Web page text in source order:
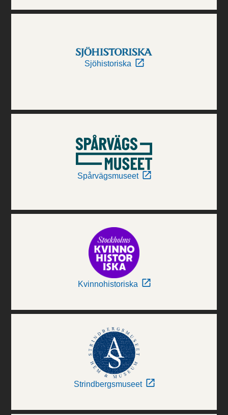
Sjöhistoriska
Spårvägsmuseet
Kvinnohistoriska
Strindbergsmuseet